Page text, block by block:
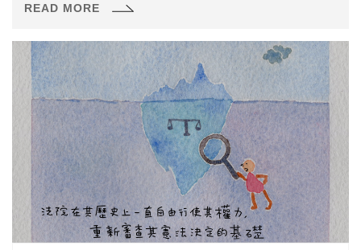
聲請憲法審查。類似聲請案件共有31件，憲法法庭一同併
READ MORE